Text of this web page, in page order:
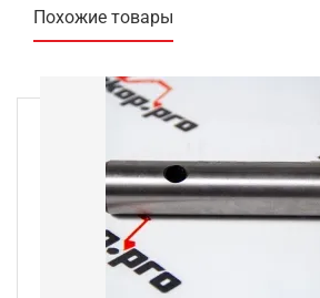
Похожие товары